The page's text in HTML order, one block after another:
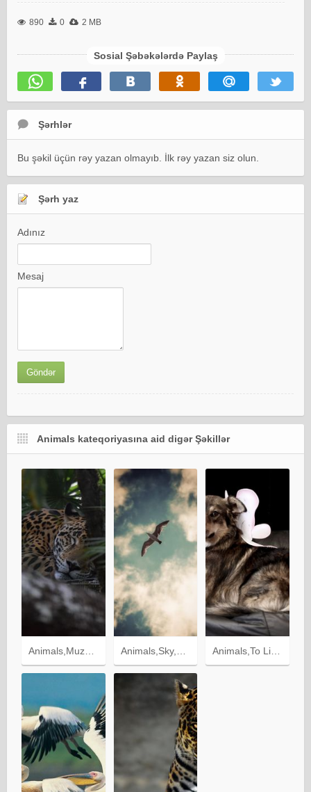
890 0 2 MB
Sosial Şəbəkələrdə Paylaş
Şərhlər
Bu şəkil üçün rəy yazan olmayıb. İlk rəy yazan siz olun.
Şərh yaz
Adınız
Mesaj
Animals kateqoriyasına aid digər Şəkillər
Animals,Muzzle,Jaguar,Predator Animals,Sky,Gull,Clouds,Bird,Seagull,Wings Animals,To Lie Down,Lie,Armchair,Large,Big,Dog